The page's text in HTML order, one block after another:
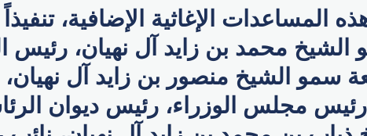
المساعدات الإغاثية الإضافية،
الشيخ محمد بن زايد آل نهيان، رئيس
سمو الشيخ منصور بن زايد آل نهيان،
مجلس الوزراء، رئيس ديوان